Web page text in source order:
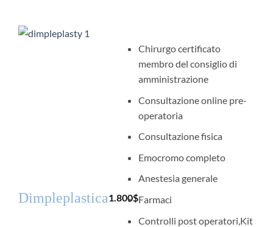
Dimpleplastica1.800$
Chirurgo certificato
membro del consiglio di
amministrazione
Consultazione online pre-
operatoria
Consultazione fisica
Emocromo completo
Anestesia generale
Farmaci
Controlli post operatori,Kit